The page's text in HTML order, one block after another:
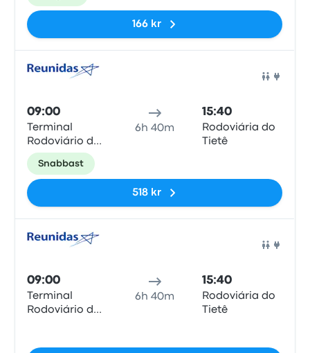
166 kr
09:00
Terminal
Rodoviário de
Paraty
6h 40m
15:40
Rodoviária do
Tietê
Snabbast
518 kr
09:00
Terminal
Rodoviário de
6h 40m
15:40
Rodoviária do
Tietê